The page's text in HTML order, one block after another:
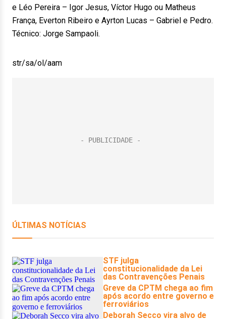
e Léo Pereira – Igor Jesus, Víctor Hugo ou Matheus
França, Everton Ribeiro e Ayrton Lucas – Gabriel e Pedro.
Técnico: Jorge Sampaoli.
str/sa/ol/aam